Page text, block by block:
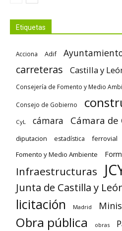
Etiquetas
Acciona Adif
carreteras
Castilla y
Consejería de Fomento y Medio
Consejo de Gobierno
CyL cámara Cámara
diputacion estadística ferrovial
Fomento y Medio Ambiente
Infraestructuras
Junta de Castilla y
licitación Madrid
Obra pública obras